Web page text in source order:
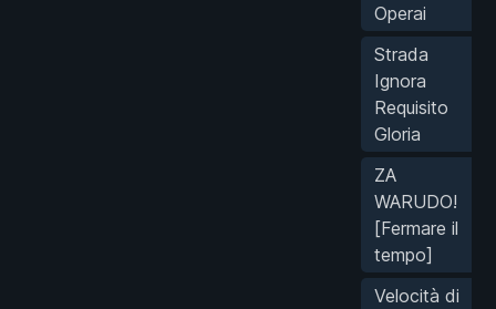
Operai
Strada
Ignora
Requisito
Gloria
ZA
WARUDO!
[Fermare il
tempo]
Velocità di